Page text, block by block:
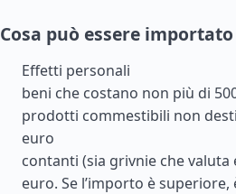
Cosa può essere importato
Effetti personali
beni che costano non più di
prodotti commestibili non
euro
contanti (sia grivnie che
euro. Se l’importo è